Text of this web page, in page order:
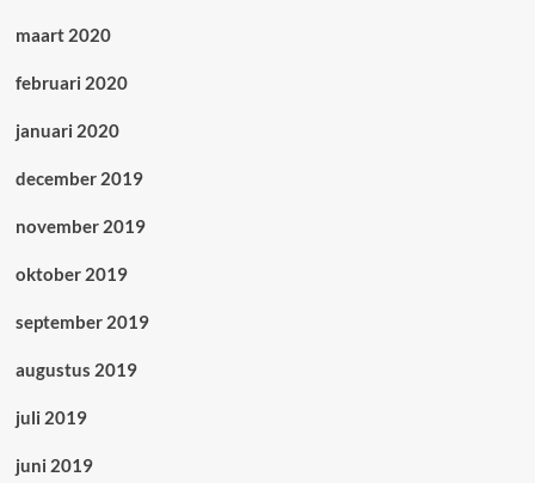
maart 2020
februari 2020
januari 2020
december 2019
november 2019
oktober 2019
september 2019
augustus 2019
juli 2019
juni 2019